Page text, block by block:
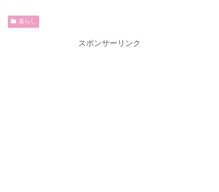
暮らし
スポンサーリンク